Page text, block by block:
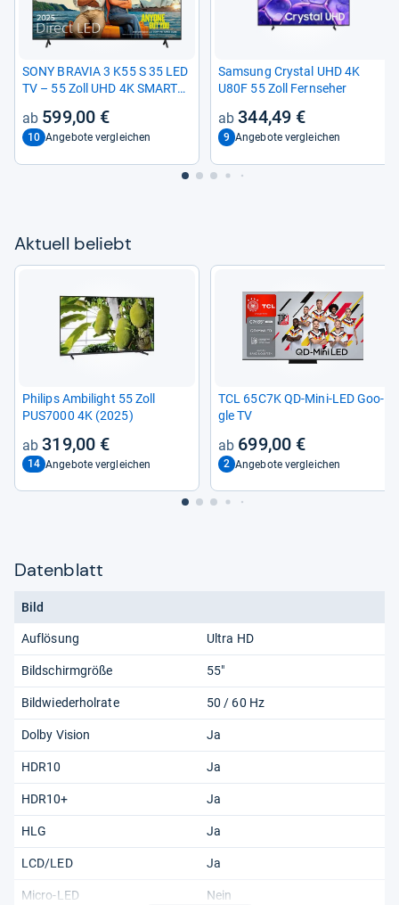
SONY BRA­VIA 3 K55 S 35 LED
TV – 55 Zoll UHD 4K SMART
599,00 €
10 Angebote vergleichen
Sam­sung Cry­stal UHD 4K
U80F 55 Zoll Fern­se­her
344,49 €
9 Angebote vergleichen
Aktu­ell beliebt
Phi­lips Ambi­light 55 Zoll
PUS7000 4K (2025)
319,00 €
14 Angebote vergleichen
TCL 65C7K QD-​Mini-​LED Goo­
gle TV
699,00 €
2 Angebote vergleichen
Datenblatt
Bild
Auflösung Ultra HD
Bildschirmgröße 55"
Bildwiederholrate 50 / 60 Hz
Dolby Vision Ja
HDR10 Ja
HDR10+ Ja
HLG Ja
LCD/LED Ja
Micro-LED Nein